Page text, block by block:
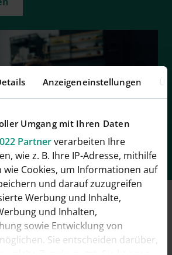
Anzeigeneinstellungen
Umgang mit Ihren Daten
Partnerverarbeiten Ihre
wie z. B. Ihre IP-Adresse, mithilfe
wie Cookies, um Informationen auf
und darauf zuzugreifen
Werbung und Inhalte,
und Inhalten,
sowie Entwicklung von
Sie entscheiden darüber,
Fragen